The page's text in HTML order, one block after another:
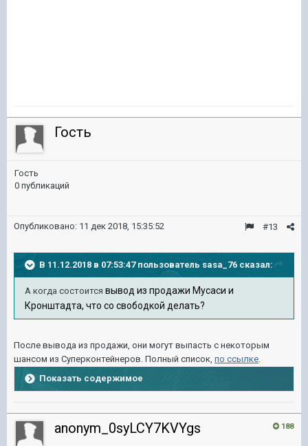
Гость
Гость
0 публикаций
#13
Опубликовано: 11 дек 2018, 15:35:52
В 11.12.2018 в 07:53:47 пользователь sasa_76 сказал:
А когда состоится вывод из продажи Мусаси и
Кронштадта, что со свободкой делать?
После вывода из продажи, они могут выпасть с некоторым
шансом из Суперконтейнеров. Полный список, по ссылке.
Показать содержимое
188
anonym_0syLCY7KVYgs